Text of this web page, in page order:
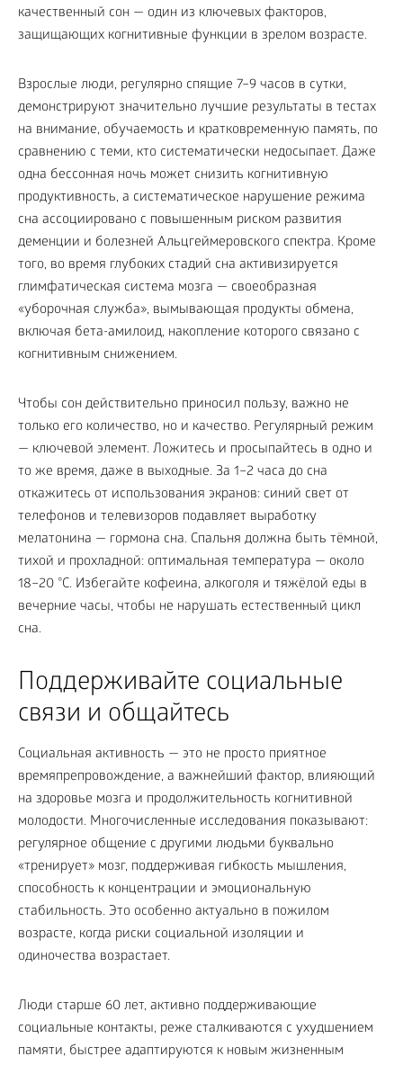
качественный сон — один из ключевых факторов,
защищающих когнитивные функции в зрелом возрасте.
Взрослые люди, регулярно спящие 7–9 часов в сутки,
демонстрируют значительно лучшие результаты в тестах
на внимание, обучаемость и кратковременную память, по
сравнению с теми, кто систематически недосыпает. Даже
одна бессонная ночь может снизить когнитивную
продуктивность, а систематическое нарушение режима
сна ассоциировано с повышенным риском развития
деменции и болезней Альцгеймеровского спектра. Кроме
того, во время глубоких стадий сна активизируется
глимфатическая система мозга — своеобразная
«уборочная служба», вымывающая продукты обмена,
включая бета-амилоид, накопление которого связано с
когнитивным снижением.
Чтобы сон действительно приносил пользу, важно не
только его количество, но и качество. Регулярный режим
— ключевой элемент. Ложитесь и просыпайтесь в одно и
то же время, даже в выходные. За 1–2 часа до сна
откажитесь от использования экранов: синий свет от
телефонов и телевизоров подавляет выработку
мелатонина — гормона сна. Спальня должна быть тёмной,
тихой и прохладной: оптимальная температура — около
18–20 °C. Избегайте кофеина, алкоголя и тяжёлой еды в
вечерние часы, чтобы не нарушать естественный цикл
сна.
Поддерживайте социальные
связи и общайтесь
Социальная активность — это не просто приятное
времяпрепровождение, а важнейший фактор, влияющий
на здоровье мозга и продолжительность когнитивной
молодости. Многочисленные исследования показывают:
регулярное общение с другими людьми буквально
«тренирует» мозг, поддерживая гибкость мышления,
способность к концентрации и эмоциональную
стабильность. Это особенно актуально в пожилом
возрасте, когда риски социальной изоляции и
одиночества возрастает.
Люди старше 60 лет, активно поддерживающие
социальные контакты, реже сталкиваются с ухудшением
памяти, быстрее адаптируются к новым жизненным